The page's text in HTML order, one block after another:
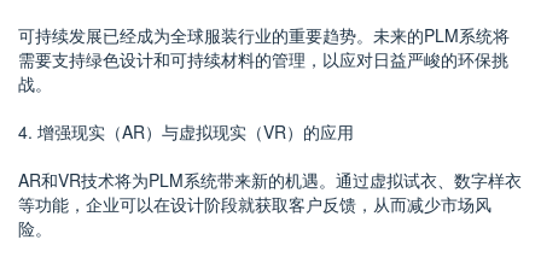
可持续发展已经成为全球服装行业的重要趋势。未来的PLM系统将
需要支持绿色设计和可持续材料的管理，以应对日益严峻的环保挑
战。
4. 增强现实（AR）与虚拟现实（VR）的应用
AR和VR技术将为PLM系统带来新的机遇。通过虚拟试衣、数字样衣
等功能，企业可以在设计阶段就获取客户反馈，从而减少市场风
险。